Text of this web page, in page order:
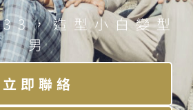
，造型小白變型
男
立即聯絡